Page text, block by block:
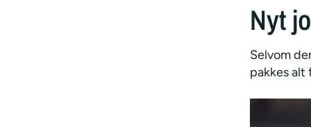
Nyt
Selvom
pakkes